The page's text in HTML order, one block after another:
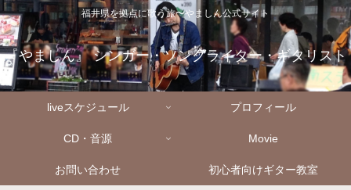
福井県を拠点に歌う旅〜やましん公式サイト
『やましん』 シンガー・ソングライター・ギタリスト
liveスケジュール プロフィール
CD・音源 Movie
お問い合わせ 初心者向けギター教室